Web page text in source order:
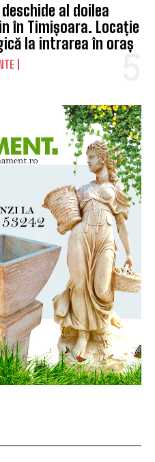
al doilea
în Timișoara. Locație
la intrarea în oraș